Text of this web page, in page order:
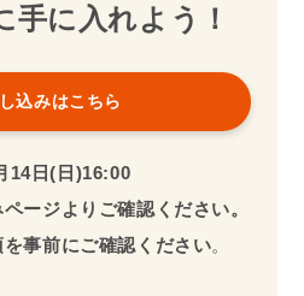
手に入れよう！
込みはこちら
14日(日)16:00
ージよりご確認ください。
事前にご確認ください。